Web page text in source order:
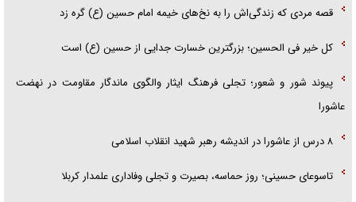
قصه مردی که زندگی‌اش را به نخ‌های خیمه امام حسین (ع) گره زد
کل خیر فی الحسین؛ بزرگترین خسارت جدایی از حسین (ع) است
پیوند شور و شعور؛ تجلی فرهنگ ایثار والگوی ماندگار مقاومت در نهضت
عاشورا
۸ درس از عاشورا در اندیشه رهبر شهید انقلاب اسلامی
تاسوعای حسینی؛ روز حماسه، بصیرت و تجلی وفاداری علمدار کربلا